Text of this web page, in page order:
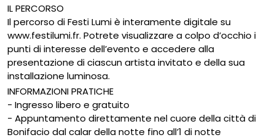
IL PERCORSO
Il percorso di Festi Lumi è interamente digitale su
www.festilumi.fr. Potrete visualizzare a colpo d’occhio i
punti di interesse dell’evento e accedere alla
presentazione di ciascun artista invitato e della sua
installazione luminosa.
INFORMAZIONI PRATICHE
- Ingresso libero e gratuito
- Appuntamento direttamente nel cuore della città di
Bonifacio dal calar della notte fino all’1 di notte